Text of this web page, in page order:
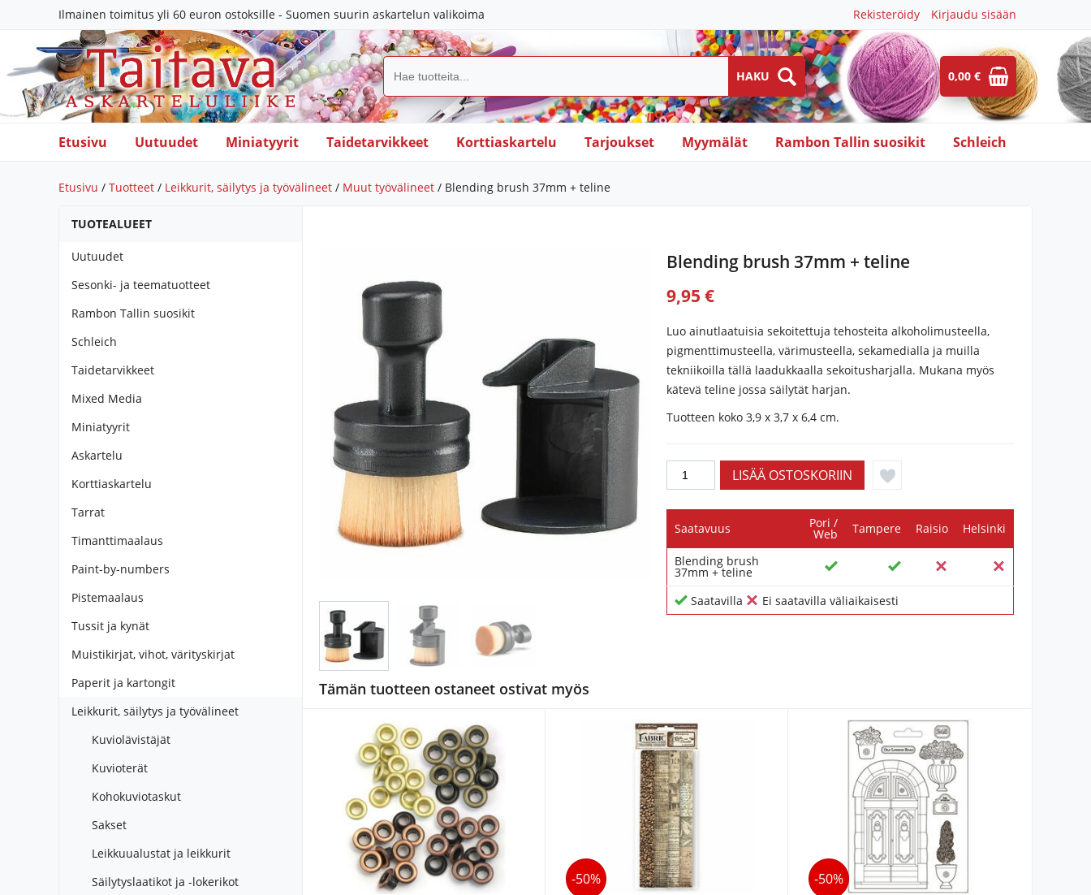
Ilmainen toimitus yli 60 euron ostoksille - Suomen suurin askartelun valikoima Rekisteröidy Kirjaudu sisään
0,00 €
Etusivu Uutuudet Miniatyyrit Taidetarvikkeet Korttiaskartelu Tarjoukset Myymälät Rambon Tallin suosikit Schleich
Etusivu / Tuotteet / Leikkurit, säilytys ja työvälineet / Muut työvälineet / Blending brush 37mm + teline
TUOTEALUEET
Uutuudet
Sesonki- ja teematuotteet
Rambon Tallin suosikit
Schleich
Taidetarvikkeet
Mixed Media
Miniatyyrit
Askartelu
Korttiaskartelu
Tarrat
Timanttimaalaus
Paint-by-numbers
Pistemaalaus
Tussit ja kynät
Muistikirjat, vihot, värityskirjat
Paperit ja kartongit
Leikkurit, säilytys ja työvälineet
Kuviolävistäjät
Kuvioterät
Kohokuviotaskut
Sakset
Leikkuualustat ja leikkurit
Säilytyslaatikot ja -lokerikot
Blending brush 37mm + teline
9,95 €
Luo ainutlaatuisia sekoitettuja tehosteita alkoholimusteella,
pigmenttimusteella, värimusteella, sekamedialla ja muilla
tekniikoilla tällä laadukkaalla sekoitusharjalla. Mukana myös
kätevä teline jossa säilytät harjan.
Tuotteen koko 3,9 x 3,7 x 6,4 cm.
Saatavuus Pori /
Web Tampere Raisio Helsinki
Blending brush
37mm + teline
Saatavilla
Ei saatavilla väliaikaisesti
Tämän tuotteen ostaneet ostivat myös
-50% -50%